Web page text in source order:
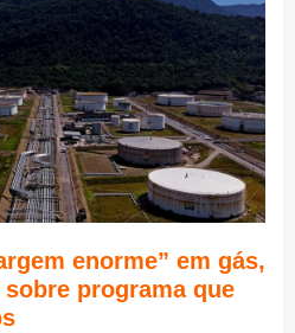
enorme” em gás,
programa que